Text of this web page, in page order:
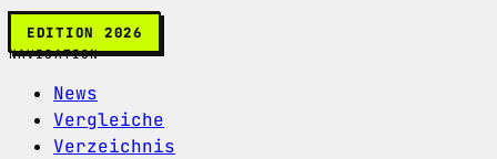
EDITION 2026
NAVIGATION
News
Vergleiche
Verzeichnis